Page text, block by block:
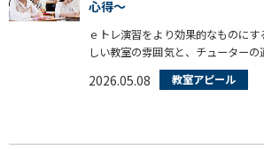
心得～
ｅトレ演習をより効果的なものに
しい教室の雰囲気と、チューター
せん。けじめをつけ、緊張感を持た
ールするだけでなく、生徒のモチベ
キープさせるための声掛けなど、ｅ
要不可欠です。それでは、生徒対
トなど、チューターの心得をご紹介
2026.05.08 教室アピール